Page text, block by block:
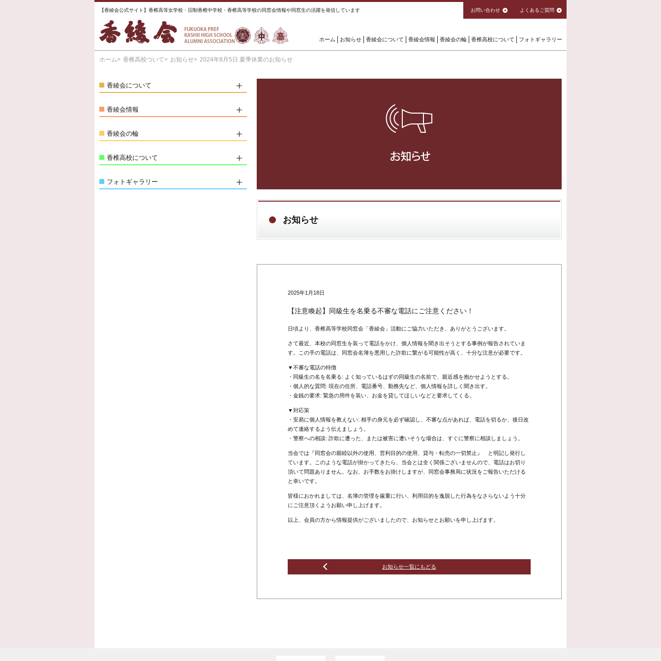
【香綾会公式サイト】香椎高等女学校・旧制香椎中学校・香椎高等学校の同窓会情報や同窓生の活躍を発信しています お問い合わせ よくあるご質問
ホーム お知らせ 香綾会について 香綾会情報 香綾会の輪 香椎高校について フォトギャラリー
ホーム 香椎高校ついて お知らせ 2024年8月5日 夏季休業のお知らせ
香綾会について
香綾会情報
香綾会の輪
香椎高校について
フォトギャラリー
お知らせ
2025年1月18日
【注意喚起】同級生を名乗る不審な電話にご注意ください！
日頃より、香椎高等学校同窓会「香綾会」活動にご協力いただき、ありがとうございます。
さて最近、本校の同窓生を装って電話をかけ、個人情報を聞き出そうとする事例が報告されていま
す。この手の電話は、同窓会名簿を悪用した詐欺に繋がる可能性が高く、十分な注意が必要です。
▼不審な電話の特徴
・同級生の名を名乗る: よく知っているはずの同級生の名前で、親近感を抱かせようとする。
・個人的な質問: 現在の住所、電話番号、勤務先など、個人情報を詳しく聞き出す。
・金銭の要求: 緊急の用件を装い、お金を貸してほしいなどと要求してくる。
▼対応策
・安易に個人情報を教えない: 相手の身元を必ず確認し、不審な点があれば、電話を切るか、後日改
めて連絡するよう伝えましょう。
・警察への相談: 詐欺に遭った、または被害に遭いそうな場合は、すぐに警察に相談しましょう。
当会では『同窓会の親睦以外の使用、営利目的の使用、貸与・転売の一切禁止』 と明記し発行し
ています。このような電話が掛かってきたら、当会とは全く関係ございませんので、電話はお切り
頂いて問題ありません。なお、お手数をお掛けしますが、同窓会事務局に状況をご報告いただける
と幸いです。
皆様におかれましては、名簿の管理を厳重に行い、利用目的を逸脱した行為をなさらないよう十分
にご注意頂くようお願い申し上げます。
以上、会員の方から情報提供がございましたので、お知らせとお願いを申し上げます。
お知らせ一覧にもどる